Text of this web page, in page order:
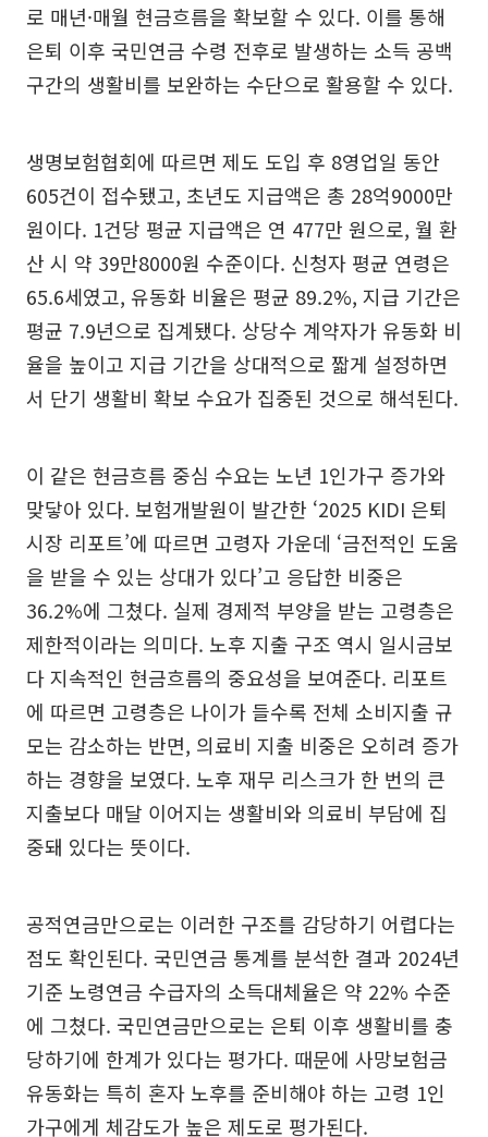
로 매년·매월 현금흐름을 확보할 수 있다. 이를 통해
은퇴 이후 국민연금 수령 전후로 발생하는 소득 공백
구간의 생활비를 보완하는 수단으로 활용할 수 있다.
생명보험협회에 따르면 제도 도입 후 8영업일 동안
605건이 접수됐고, 초년도 지급액은 총 28억9000만
원이다. 1건당 평균 지급액은 연 477만 원으로, 월 환
산 시 약 39만8000원 수준이다. 신청자 평균 연령은
65.6세였고, 유동화 비율은 평균 89.2%, 지급 기간은
평균 7.9년으로 집계됐다. 상당수 계약자가 유동화 비
율을 높이고 지급 기간을 상대적으로 짧게 설정하면
서 단기 생활비 확보 수요가 집중된 것으로 해석된다.
이 같은 현금흐름 중심 수요는 노년 1인가구 증가와
맞닿아 있다. 보험개발원이 발간한 ‘2025 KIDI 은퇴
시장 리포트’에 따르면 고령자 가운데 ‘금전적인 도움
을 받을 수 있는 상대가 있다’고 응답한 비중은
36.2%에 그쳤다. 실제 경제적 부양을 받는 고령층은
제한적이라는 의미다. 노후 지출 구조 역시 일시금보
다 지속적인 현금흐름의 중요성을 보여준다. 리포트
에 따르면 고령층은 나이가 들수록 전체 소비지출 규
모는 감소하는 반면, 의료비 지출 비중은 오히려 증가
하는 경향을 보였다. 노후 재무 리스크가 한 번의 큰
지출보다 매달 이어지는 생활비와 의료비 부담에 집
중돼 있다는 뜻이다.
공적연금만으로는 이러한 구조를 감당하기 어렵다는
점도 확인된다. 국민연금 통계를 분석한 결과 2024년
기준 노령연금 수급자의 소득대체율은 약 22% 수준
에 그쳤다. 국민연금만으로는 은퇴 이후 생활비를 충
당하기에 한계가 있다는 평가다. 때문에 사망보험금
유동화는 특히 혼자 노후를 준비해야 하는 고령 1인
가구에게 체감도가 높은 제도로 평가된다.